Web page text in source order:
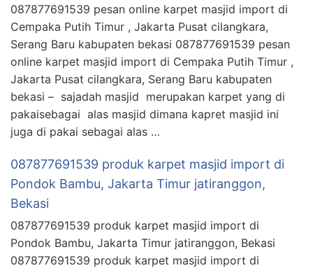
087877691539 pesan online karpet masjid import di
Cempaka Putih Timur , Jakarta Pusat cilangkara,
Serang Baru kabupaten bekasi 087877691539 pesan
online karpet masjid import di Cempaka Putih Timur ,
Jakarta Pusat cilangkara, Serang Baru kabupaten
bekasi – sajadah masjid merupakan karpet yang di
pakaisebagai alas masjid dimana kapret masjid ini
juga di pakai sebagai alas …
087877691539 produk karpet masjid import di
Pondok Bambu, Jakarta Timur jatiranggon,
Bekasi
087877691539 produk karpet masjid import di
Pondok Bambu, Jakarta Timur jatiranggon, Bekasi
087877691539 produk karpet masjid import di